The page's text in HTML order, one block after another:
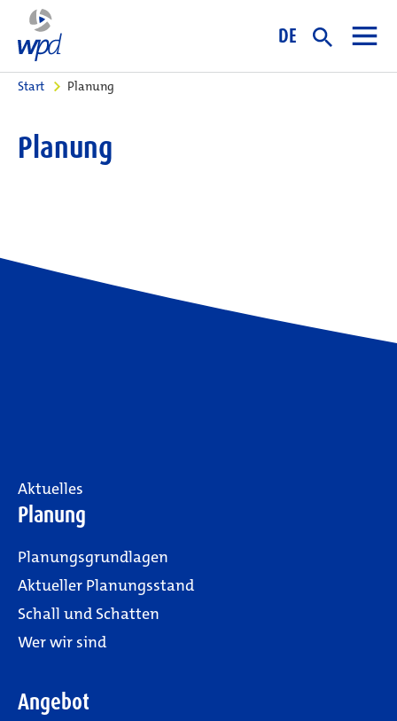
DE
Start Planung
Planung
Aktuelles
Planung
Planungsgrundlagen
Aktueller Planungsstand
Schall und Schatten
Wer wir sind
Angebot